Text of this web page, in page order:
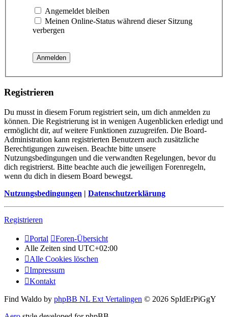
Angemeldet bleiben
Meinen Online-Status während dieser Sitzung
verbergen
Registrieren
Du musst in diesem Forum registriert sein, um dich anmelden zu
können. Die Registrierung ist in wenigen Augenblicken erledigt und
ermöglicht dir, auf weitere Funktionen zuzugreifen. Die Board-
Administration kann registrierten Benutzern auch zusätzliche
Berechtigungen zuweisen. Beachte bitte unsere
Nutzungsbedingungen und die verwandten Regelungen, bevor du
dich registrierst. Bitte beachte auch die jeweiligen Forenregeln,
wenn du dich in diesem Board bewegst.
Nutzungsbedingungen | Datenschutzerklärung
Registrieren
Portal
Foren-Übersicht
Alle Zeiten sind UTC+02:00
Alle Cookies löschen
Impressum
Kontakt
Find Waldo by phpBB NL Ext Vertalingen © 2026 SpIdErPiGgY